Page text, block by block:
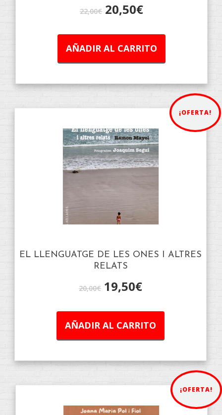
22,00€ 20,50€
AÑADIR AL CARRITO
¡OFERTA!
EL LLENGUATGE DE LES ONES I ALTRES
RELATS
20,00€ 19,50€
AÑADIR AL CARRITO
¡OFERTA!